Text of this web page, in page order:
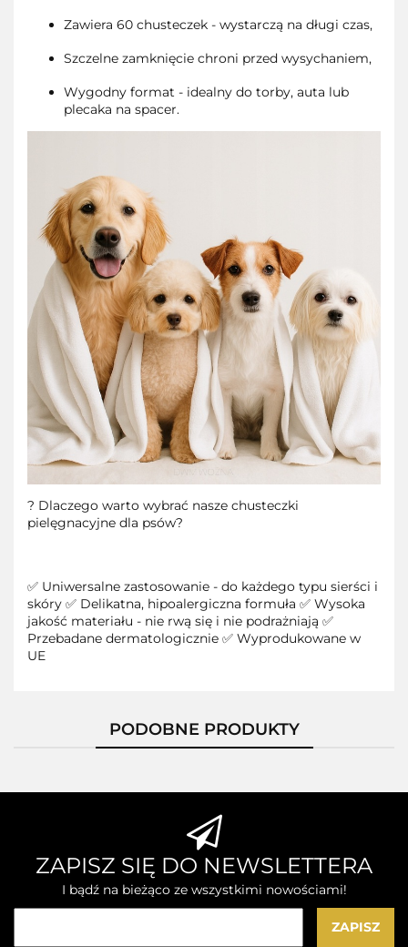
Zawiera 60 chusteczek - wystarczą na długi czas,
Szczelne zamknięcie chroni przed wysychaniem,
Wygodny format - idealny do torby, auta lub
plecaka na spacer.
? Dlaczego warto wybrać nasze chusteczki
pielęgnacyjne dla psów?
✅ Uniwersalne zastosowanie - do każdego typu sierści i
skóry ✅ Delikatna, hipoalergiczna formuła ✅ Wysoka
jakość materiału - nie rwą się i nie podrażniają ✅
Przebadane dermatologicznie ✅ Wyprodukowane w
UE
PODOBNE PRODUKTY
ZAPISZ SIĘ DO NEWSLETTERA
I bądź na bieżąco ze wszystkimi nowościami!